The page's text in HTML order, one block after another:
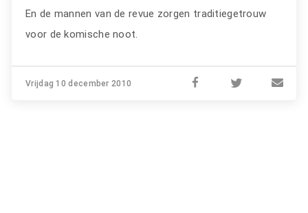
En de mannen van de revue zorgen traditiegetrouw
voor de komische noot.
Vrijdag 10 december 2010